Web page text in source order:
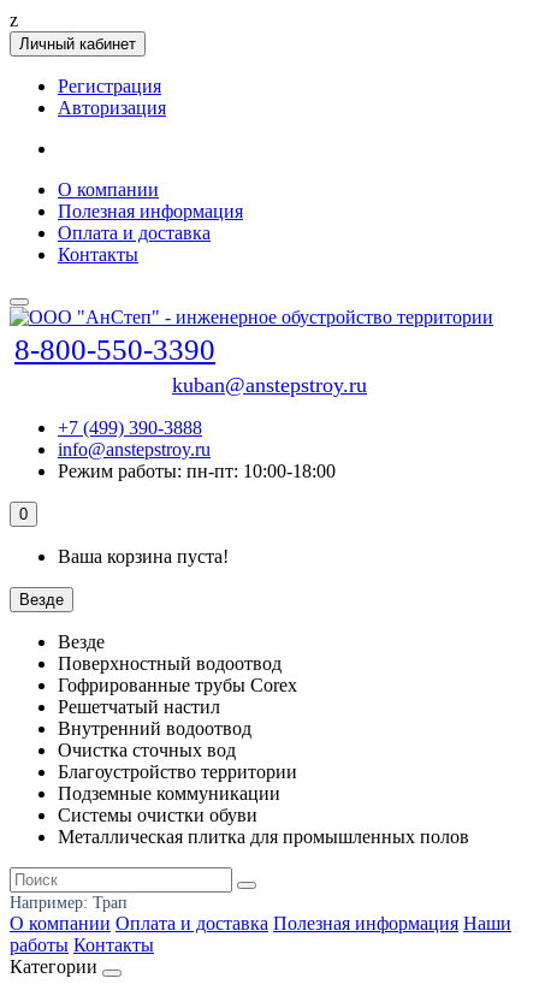
z
Личный кабинет
Регистрация
Авторизация
О компании
Полезная информация
Оплата и доставка
Контакты
8-800-550-3390
kuban@anstepstroy.ru
+7 (499) 390-3888
info@anstepstroy.ru
Режим работы: пн-пт: 10:00-18:00
0
Ваша корзина пуста!
Везде
Везде
Поверхностный водоотвод
Гофрированные трубы Corex
Решетчатый настил
Внутренний водоотвод
Очистка сточных вод
Благоустройство территории
Подземные коммуникации
Системы очистки обуви
Металлическая плитка для промышленных полов
Например: Трап
О компании Оплата и доставка Полезная информация Наши
работы Контакты
Категории